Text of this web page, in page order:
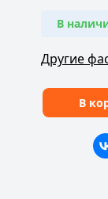
В
Другие
В